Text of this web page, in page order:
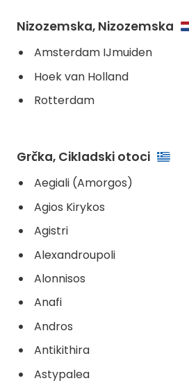
Nizozemska, Nizozemska
Amsterdam IJmuiden
Hoek van Holland
Rotterdam
Grčka, Cikladski otoci
Aegiali (Amorgos)
Agios Kirykos
Agistri
Alexandroupoli
Alonnisos
Anafi
Andros
Antikithira
Astypalea